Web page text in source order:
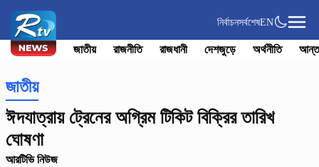
নির্বাচনসর্বশেষEN
জাতীয় রাজনীতি রাজধানী দেশজুড়ে অর্থনীতি
জাতীয়
ঈদযাত্রায় ট্রেনের অগ্রিম টিকিট বিক্রির তারিখ
ঘোষণা
আরটিভি নিউজ